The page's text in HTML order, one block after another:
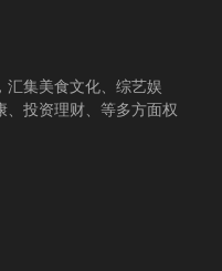
汇集美食文化、综艺娱
、投资理财、等多方面权